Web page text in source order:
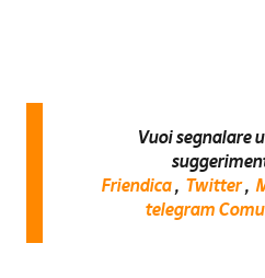
Vuoi segnalare
Friendica , Twitter ,
telegram